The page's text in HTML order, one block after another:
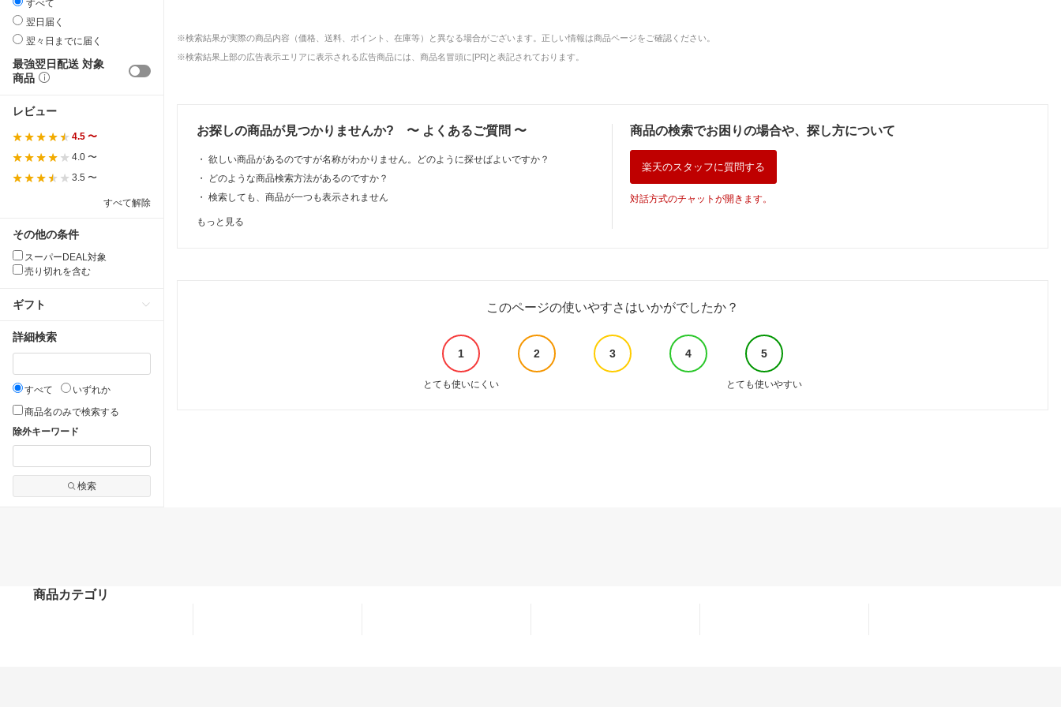
すべて
翌日届く
翌々日までに届く
最強翌日配送 対象
商品
レビュー
4.5 〜
4.0 〜
3.5 〜
すべて解除
その他の条件
スーパーDEAL対象
売り切れを含む
ギフト
詳細検索
すべて
いずれか
商品名のみで検索する
除外キーワード
検索
※検索結果が実際の商品内容（価格、送料、ポイント、在庫等）と異なる場合がございます。正しい情報は商品ページをご確認ください。
※検索結果上部の広告表示エリアに表示される広告商品には、商品名冒頭に[PR]と表記されております。
お探しの商品が見つかりませんか? 〜 よくあるご質問 〜
・ 欲しい商品があるのですが名称がわかりません。どのように探せばよいですか？
・
どのような商品検索方法があるのですか？
・ 検索しても、商品が一つも表示されません
もっと見る
商品の検索でお困りの場合や、探し方について
楽天のスタッフに質問する
対話方式のチャットが開きます。
このページの使いやすさはいかがでしたか？
1 2 3 4 5
とても使いにくい とても使いやすい
商品カテゴリ